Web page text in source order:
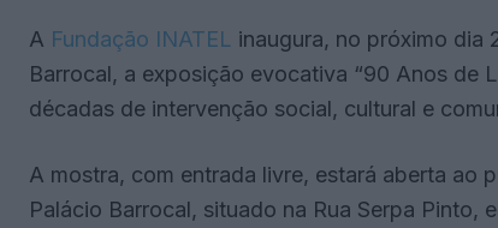
A Fundação INATEL inaugura, no próximo dia
Barrocal, a exposição evocativa “90 Anos de
décadas de intervenção social, cultural e
A mostra, com entrada livre, estará aberta ao
Palácio Barrocal, situado na Rua Serpa Pinto,